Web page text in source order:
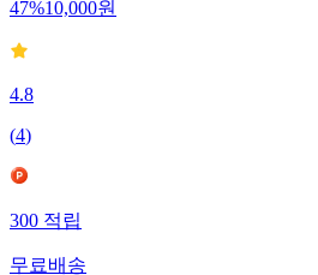
47%10,000원
4.8
(4)
300적립
무료배송